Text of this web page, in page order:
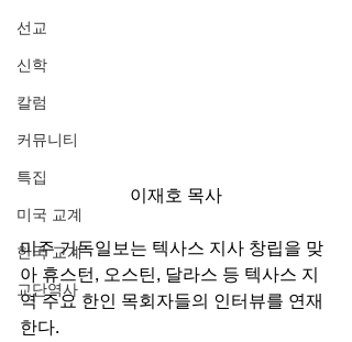
선교
신학
칼럼
커뮤니티
특집
미국 교계
한국 교계
교단역사
이재호 목사
미주 기독일보는 텍사스 지사 창립을 맞
아 휴스턴, 오스틴, 달라스 등 텍사스 지
역 주요 한인 목회자들의 인터뷰를 연재
한다.